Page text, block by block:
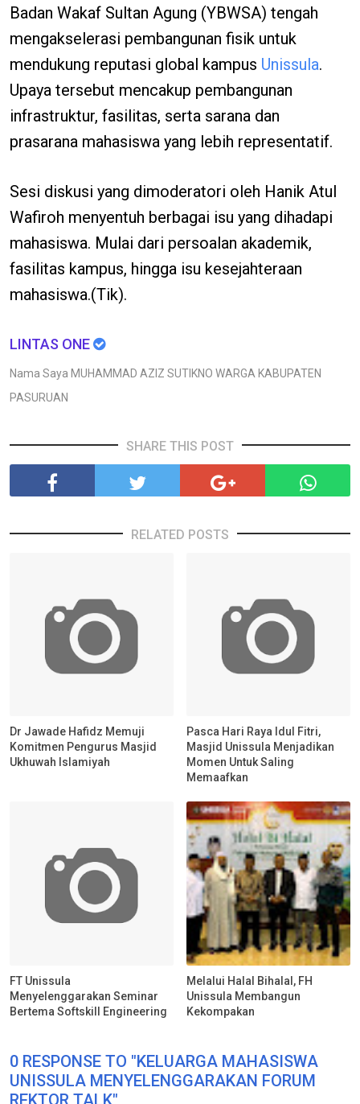
Badan Wakaf Sultan Agung (YBWSA) tengah
mengakselerasi pembangunan fisik untuk
mendukung reputasi global kampus Unissula.
Upaya tersebut mencakup pembangunan
infrastruktur, fasilitas, serta sarana dan
prasarana mahasiswa yang lebih representatif.
Sesi diskusi yang dimoderatori oleh Hanik Atul
Wafiroh menyentuh berbagai isu yang dihadapi
mahasiswa. Mulai dari persoalan akademik,
fasilitas kampus, hingga isu kesejahteraan
mahasiswa.(Tik).
LINTAS ONE
Nama Saya MUHAMMAD AZIZ SUTIKNO WARGA KABUPATEN
PASURUAN
SHARE THIS POST
RELATED POSTS
Dr Jawade Hafidz Memuji
Komitmen Pengurus Masjid
Ukhuwah Islamiyah
Pasca Hari Raya Idul Fitri,
Masjid Unissula Menjadikan
Momen Untuk Saling
Memaafkan
FT Unissula
Menyelenggarakan Seminar
Bertema Softskill Engineering
Melalui Halal Bihalal, FH
Unissula Membangun
Kekompakan
0 RESPONSE TO "KELUARGA MAHASISWA
UNISSULA MENYELENGGARAKAN FORUM
REKTOR TALK"